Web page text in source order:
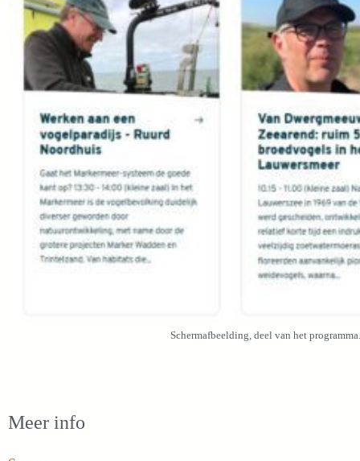
Schermafbeelding, deel van het
Meer info